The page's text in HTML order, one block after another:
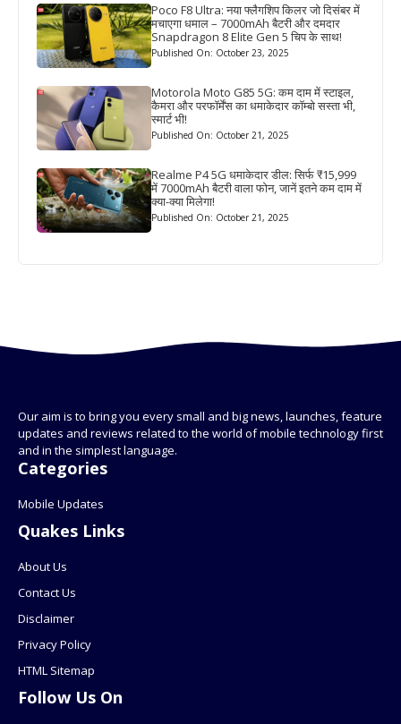
Poco F8 Ultra: नया फ्लैगशिप किलर जो दिसंबर में
मचाएगा धमाल – 7000mAh बैटरी और दमदार
Snapdragon 8 Elite Gen 5 चिप के साथ!
Published On: October 23, 2025
Motorola Moto G85 5G: कम दाम में स्टाइल,
कैमरा और परफॉर्मेंस का धमाकेदार कॉम्बो सस्ता भी,
स्मार्ट भी!
Published On: October 21, 2025
Realme P4 5G धमाकेदार डील: सिर्फ ₹15,999
में 7000mAh बैटरी वाला फोन, जानें इतने कम दाम में
क्या-क्या मिलेगा!
Published On: October 21, 2025
Our aim is to bring you every small and big news, launches, feature
updates and reviews related to the world of mobile technology first
and in the simplest language.
Categories
Mobile Updates
Quakes Links
About Us
Contact Us
Disclaimer
Privacy Policy
HTML Sitemap
Follow Us On